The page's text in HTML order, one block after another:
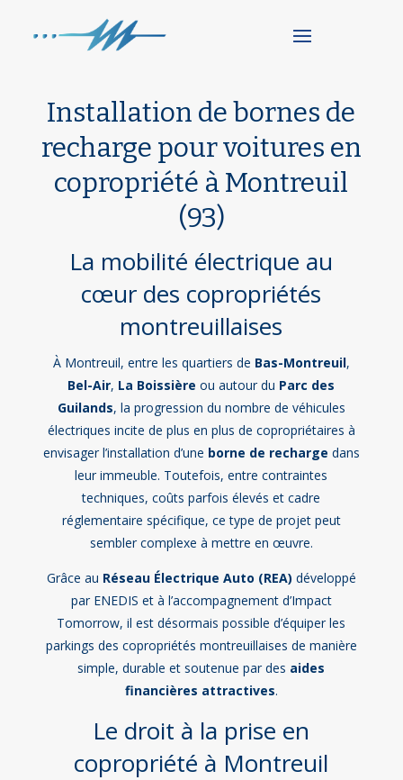
Installation de bornes de
recharge pour voitures en
copropriété à Montreuil
(93)
La mobilité électrique au
cœur des copropriétés
montreuillaises
À Montreuil, entre les quartiers de Bas-Montreuil,
Bel-Air, La Boissière ou autour du Parc des
Guilands, la progression du nombre de véhicules
électriques incite de plus en plus de copropriétaires à
envisager l’installation d’une borne de recharge dans
leur immeuble. Toutefois, entre contraintes
techniques, coûts parfois élevés et cadre
réglementaire spécifique, ce type de projet peut
sembler complexe à mettre en œuvre.
Grâce au Réseau Électrique Auto (REA) développé
par ENEDIS et à l’accompagnement d’Impact
Tomorrow, il est désormais possible d’équiper les
parkings des copropriétés montreuillaises de manière
simple, durable et soutenue par des aides
financières attractives.
Le droit à la prise en
copropriété à Montreuil